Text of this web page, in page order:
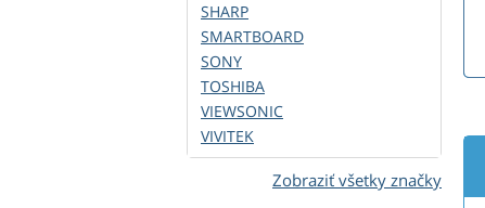
SHARP
SMARTBOARD
SONY
TOSHIBA
VIEWSONIC
VIVITEK
Zobraziť všetky značky